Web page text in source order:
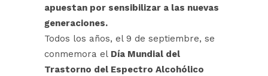
apuestan por sensibilizar a las nuevas
generaciones.
Todos los años, el 9 de septiembre, se
conmemora el Día Mundial del
Trastorno del Espectro Alcohólico